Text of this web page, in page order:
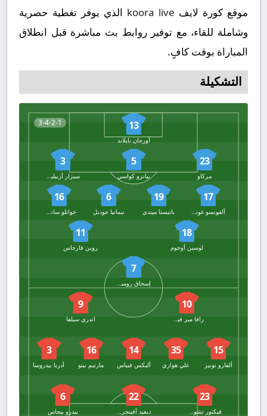
موقع كورة لايف koora live الذي يوفر تغطية حصرية
وشاملة للقاء، مع توفير روابط بث مباشرة قبل انطلاق
المباراة بوقت كافٍ.
التشكيلة
3-4-2-1 13
أورجان نايلاند
23
مركاو
5
نيانزو كواسي
3
سيزار أزبيليكويتا
17
ألفونسو غونزاليس
19
باتيستا ميندي
6
نيمانيا جوديل
16
خوانلو سانشيز
18
لوسين أوجوم
11
روبن فارجاس
7
إسحاق روميرو
10
رافا مير فيسينتي
9
اندري سيلفا
15
ألفارو نونيز
35
علي هواري
14
أليكس فيباس
16
مارتيم نيتو
3
أدريا بيدروسا
23
22
6
بيدرو بيجاس